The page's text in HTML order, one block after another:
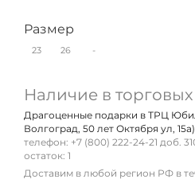
Размер
23 26 -
Наличие в торговых
Драгоценные подарки в ТРЦ
Волгоград, 50 лет Октября ул, 15а)
телефон: +7 (800) 222-24-21 доб.
остаток: 1
Доставим в любой регион РФ в